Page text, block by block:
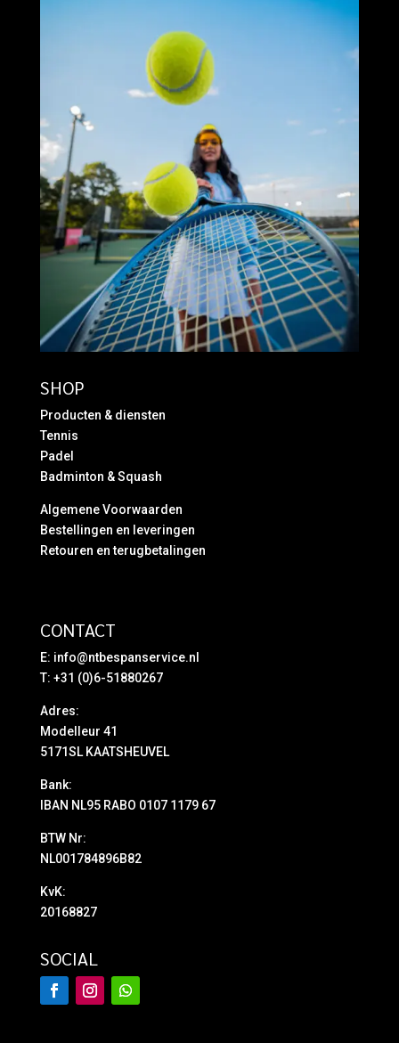
SHOP
Producten & diensten
Tennis
Padel
Badminton & Squash
Algemene Voorwaarden
Bestellingen en leveringen
Retouren en terugbetalingen
CONTACT
E: info@ntbespanservice.nl
T: +31 (0)6-51880267
Adres:
Modelleur 41
5171SL KAATSHEUVEL
Bank:
IBAN NL95 RABO 0107 1179 67
BTW Nr:
NL001784896B82
KvK:
20168827
SOCIAL